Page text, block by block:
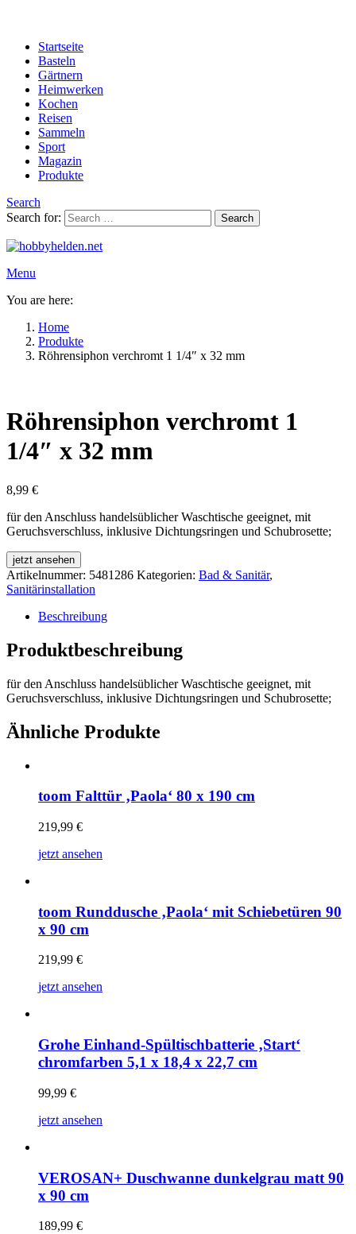
Startseite
Basteln
Gärtnern
Heimwerken
Kochen
Reisen
Sammeln
Sport
Magazin
Produkte
Search
Search for:
Search
Menu
You are here:
Home
Produkte
Röhrensiphon verchromt 1 1/4″ x 32 mm
Röhrensiphon verchromt 1
1/4″ x 32 mm
8,99 €
für den Anschluss handelsüblicher Waschtische geeignet, mit
Geruchsverschluss, inklusive Dichtungsringen und Schubrosette;
jetzt ansehen
Artikelnummer: 5481286 Kategorien: Bad & Sanitär,
Sanitärinstallation
Beschreibung
Produktbeschreibung
für den Anschluss handelsüblicher Waschtische geeignet, mit
Geruchsverschluss, inklusive Dichtungsringen und Schubrosette;
Ähnliche Produkte
toom Falttür ‚Paola‘ 80 x 190 cm
219,99 €
jetzt ansehen
toom Runddusche ‚Paola‘ mit Schiebetüren 90
x 90 cm
219,99 €
jetzt ansehen
Grohe Einhand-Spültischbatterie ‚Start‘
chromfarben 5,1 x 18,4 x 22,7 cm
99,99 €
jetzt ansehen
VEROSAN+ Duschwanne dunkelgrau matt 90
x 90 cm
189,99 €